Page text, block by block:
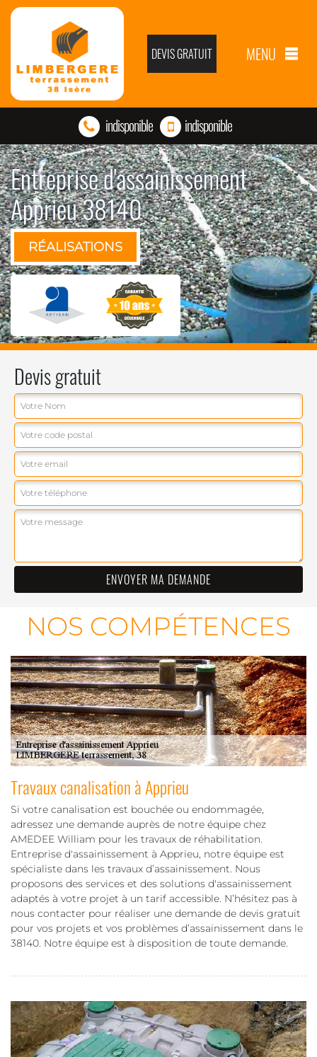
DEVIS GRATUIT MENU
indisponible indisponible
Entreprise d'assainissement
Apprieu 38140
RÉALISATIONS
Devis gratuit
NOS COMPÉTENCES
Travaux canalisation à Apprieu
Si votre canalisation est bouchée ou endommagée,
adressez une demande auprès de notre équipe chez
AMEDEE William pour les travaux de réhabilitation.
Entreprise d'assainissement à Apprieu, notre équipe est
spécialiste dans les travaux d’assainissement. Nous
proposons des services et des solutions d'assainissement
adaptés à votre projet à un tarif accessible. N’hésitez pas à
nous contacter pour réaliser une demande de devis gratuit
pour vos projets et vos problèmes d’assainissement dans le
38140. Notre équipe est à disposition de toute demande.